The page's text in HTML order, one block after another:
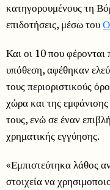
κατηγορουμένους τη
επιδοτήσεις, μέσω του
Και οι 10 που φέρονται
υπόθεση, αφέθηκαν
τους περιοριστικούς
χώρα και της
τους, ενώ σε έναν
χρηματικής εγγύησης.
«Εμπιστεύτηκα λάθος
στοιχεία να